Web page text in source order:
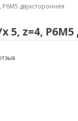
двухсторонняя
5, z=4,